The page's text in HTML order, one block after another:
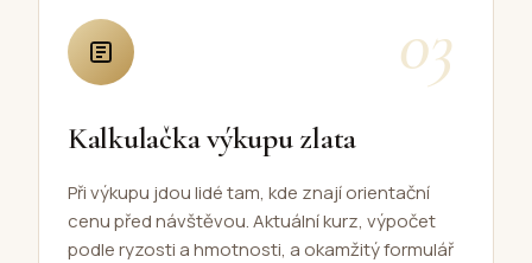
03
Kalkulačka výkupu zlata
Při výkupu jdou lidé tam, kde znají orientační
cenu před návštěvou. Aktuální kurz, výpočet
podle ryzosti a hmotnosti, a okamžitý formulář